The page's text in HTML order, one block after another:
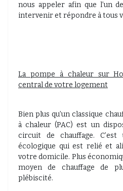
nous appeler afin que l’un
intervenir et répondre à tous
La pompe à chaleur sur
central de votre logement
Bien plus qu’un classique
à chaleur (PAC) est un
circuit de chauffage.
écologique qui est relié et
votre domicile. Plus
moyen de chauffage de
plébiscité.